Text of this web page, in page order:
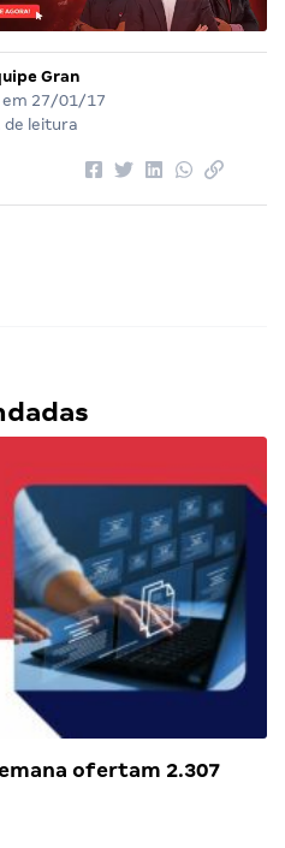
Gran
em 27/01/17
de leitura
ofertam 2.307